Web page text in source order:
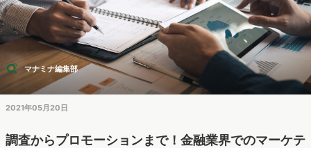
マナミナ編集部
2021年05月20日
調査からプロモーションまで！金融業界でのマーケテ